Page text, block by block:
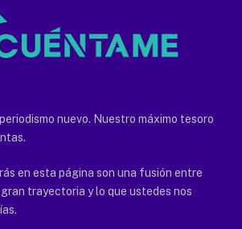
nuevo. Nuestro máximo tesoro
en esta página son una fusión entre
trayectoria y lo que ustedes nos